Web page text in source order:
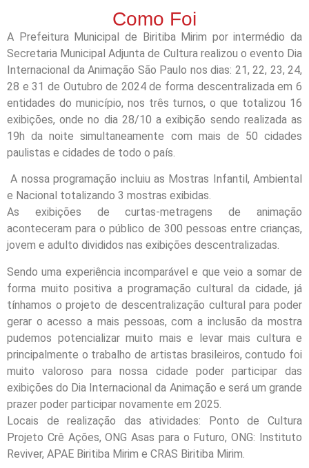
Como Foi
A Prefeitura Municipal de Biritiba Mirim por intermédio da
Secretaria Municipal Adjunta de Cultura realizou o evento Dia
Internacional da Animação São Paulo nos dias: 21, 22, 23, 24,
28 e 31 de Outubro de 2024 de forma descentralizada em 6
entidades do município, nos três turnos, o que totalizou 16
exibições, onde no dia 28/10 a exibição sendo realizada as
19h da noite simultaneamente com mais de 50 cidades
paulistas e cidades de todo o país.
A nossa programação incluiu as Mostras Infantil, Ambiental
e Nacional totalizando 3 mostras exibidas.
As exibições de curtas-metragens de animação
aconteceram para o público de 300 pessoas entre crianças,
jovem e adulto divididos nas exibições descentralizadas.
Sendo uma experiência incomparável e que veio a somar de
forma muito positiva a programação cultural da cidade, já
tínhamos o projeto de descentralização cultural para poder
gerar o acesso a mais pessoas, com a inclusão da mostra
pudemos potencializar muito mais e levar mais cultura e
principalmente o trabalho de artistas brasileiros, contudo foi
muito valoroso para nossa cidade poder participar das
exibições do Dia Internacional da Animação e será um grande
prazer poder participar novamente em 2025.
Locais de realização das atividades: Ponto de Cultura
Projeto Crê Ações, ONG Asas para o Futuro, ONG: Instituto
Reviver, APAE Biritiba Mirim e CRAS Biritiba Mirim.